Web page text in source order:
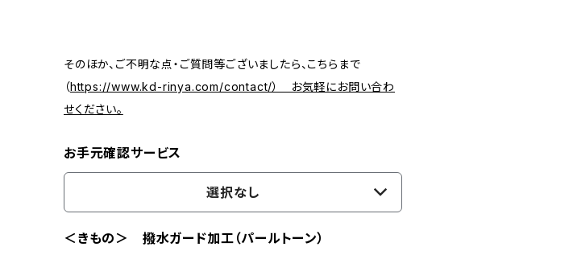
そのほか、ご不明な点・ご質問等ございましたら、こちらまで
（https://www.kd-rinya.com/contact/） お気軽にお問い合わ
せください。
お手元確認サービス
選択なし
＜きもの＞ 撥水ガード加工（パールトーン）